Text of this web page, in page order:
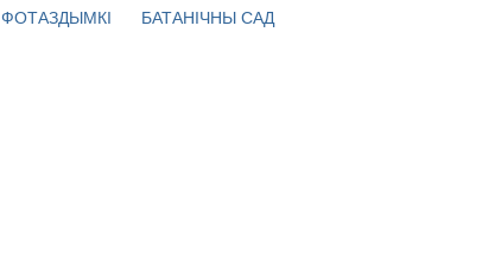
ФОТАЗДЫМКІ БАТАНІЧНЫ САД